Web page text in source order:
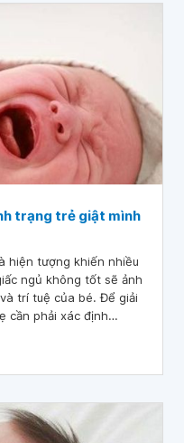
trạng trẻ giật mình
hiện tượng khiến nhiều
ngủ không tốt sẽ ảnh
trí tuệ của bé. Để giải
cần phải xác định